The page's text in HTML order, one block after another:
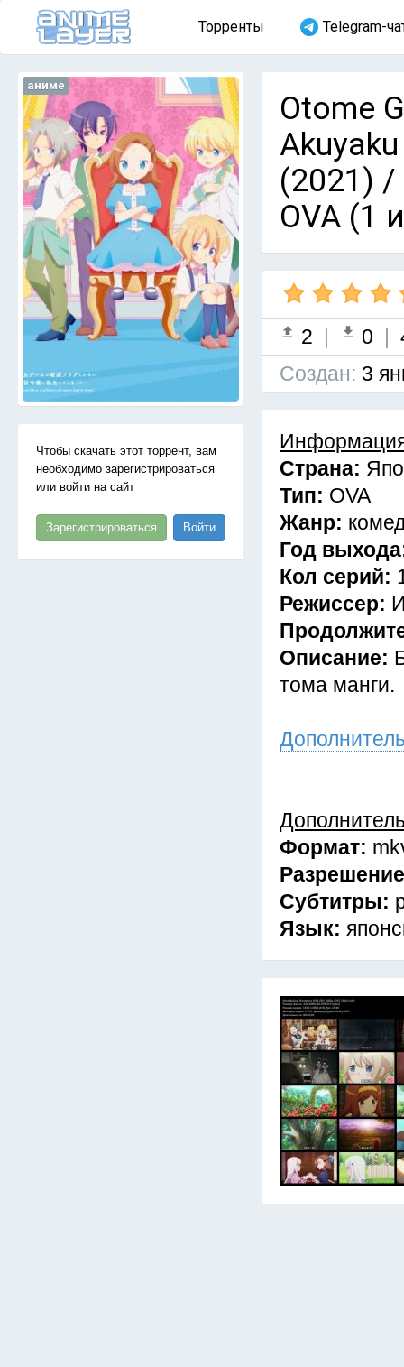
Торренты Telegram-
аниме
Чтобы скачать этот торрент, вам
необходимо зарегистрироваться
или войти на сайт
Зарегистрироваться Войти
Otome
(2021)
OVA (1
2 | 0 |
Cоздан: 3
Страна:
Тип: OVA
Жанр:
Год
Кол серий:
Режиссер:
Описание:
тома манги.
Формат:
Субтитры:
Язык: